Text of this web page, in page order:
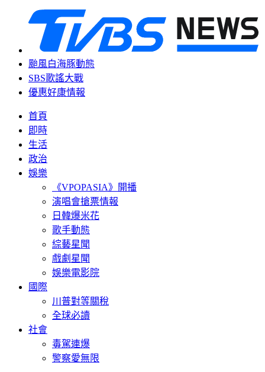
颱風白海豚動態
SBS歌謠大戰
優惠好康情報
首頁
即時
生活
政治
娛樂
《VPOPASIA》開播
演唱會搶票情報
日韓爆米花
歌手動態
綜藝星聞
戲劇星聞
娛樂電影院
國際
川普對等關稅
全球必讀
社會
毒駕連爆
警察愛無限